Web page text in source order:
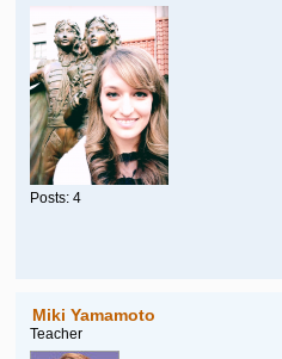
Posts: 4
Miki Yamamoto
Teacher